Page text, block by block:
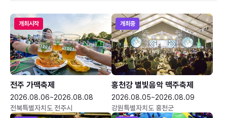
개최시작
전주 가맥축제
2026.08.06~2026.08.08
전북특별자치도 전주시
개최중
홍천강 별빛음악 맥주축제
2026.08.05~2026.08.09
강원특별자치도 홍천군